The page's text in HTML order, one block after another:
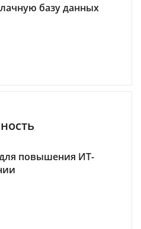
базу данных
повышения ИТ-